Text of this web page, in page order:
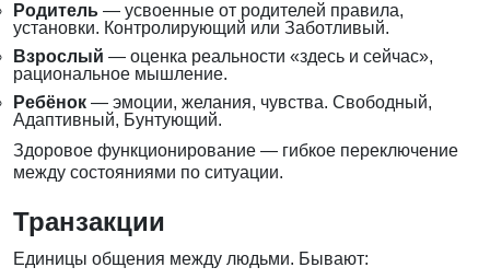
Родитель — усвоенные от родителей правила,
установки. Контролирующий или Заботливый.
Взрослый — оценка реальности «здесь и сейчас»,
рациональное мышление.
Ребёнок — эмоции, желания, чувства. Свободный,
Адаптивный, Бунтующий.
Здоровое функционирование — гибкое переключение
между состояниями по ситуации.
Транзакции
Единицы общения между людьми. Бывают: